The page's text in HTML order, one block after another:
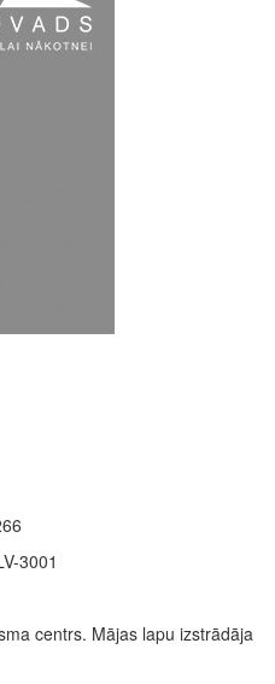
3001
centrs. Mājas lapu izstrādāja